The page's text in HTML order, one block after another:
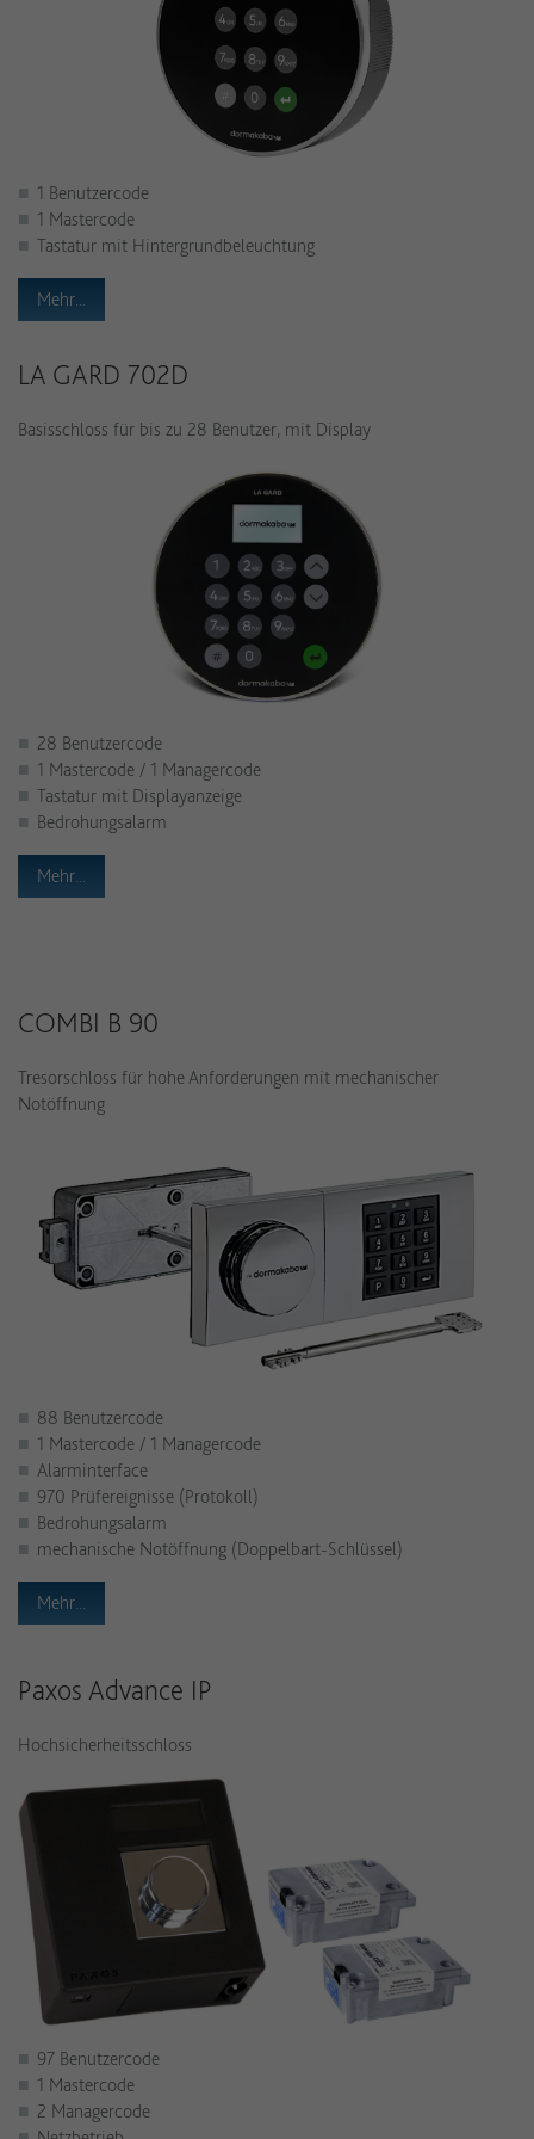
1 Benutzercode
1 Mastercode
Tastatur mit Hintergrundbeleuchtung
Mehr...
LA GARD 702D
Basisschloss für bis zu 28 Benutzer, mit Display
28 Benutzercode
1 Mastercode / 1 Managercode
Tastatur mit Displayanzeige
Bedrohungsalarm
Mehr...
COMBI B 90
Tresorschloss für hohe Anforderungen mit mechanischer
Notöffnung
88 Benutzercode
1 Mastercode / 1 Managercode
Alarminterface
970 Prüfereignisse (Protokoll)
Bedrohungsalarm
mechanische Notöffnung (Doppelbart-Schlüssel)
Mehr...
Paxos Advance IP
Hochsicherheitsschloss
97 Benutzercode
1 Mastercode
2 Managercode